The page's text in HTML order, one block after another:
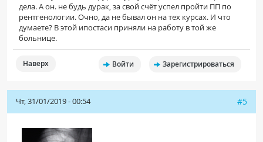
дела. А он. не будь дурак, за свой счёт успел пройти ПП по
рентгенологии. Очно, да не бывал он на тех курсах. И что
думаете? В этой ипостаси приняли на работу в той же
больнице.
Наверх Войти Зарегистрироваться
Чт, 31/01/2019 - 00:54 #5